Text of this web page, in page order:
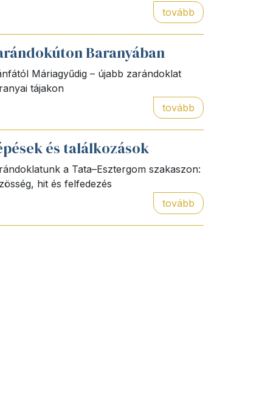
tovább
Baranyában
Máriagyűdig – újabb zarándoklat
tájakon
tovább
és találkozások
a Tata–Esztergom szakaszon:
hit és felfedezés
tovább